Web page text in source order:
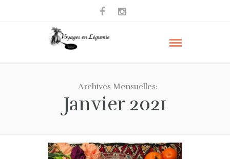
Archives Mensuelles:
Janvier 2021